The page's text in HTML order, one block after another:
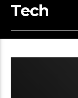
Tech